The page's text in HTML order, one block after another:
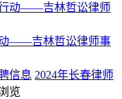
动——吉林哲讼律师事
2024年长春律师
览